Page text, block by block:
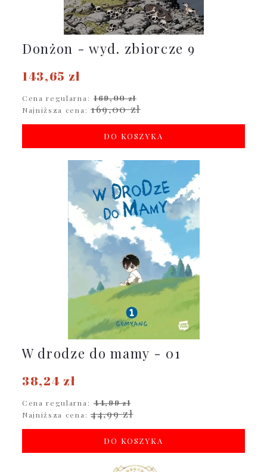
Donżon - wyd. zbiorcze 9
143,65 zł
Cena regularna: 169,00 zł
Najniższa cena: 169,00 zł
DO KOSZYKA
W drodze do mamy - 01
38,24 zł
Cena regularna: 44,99 zł
Najniższa cena: 44,99 zł
DO KOSZYKA